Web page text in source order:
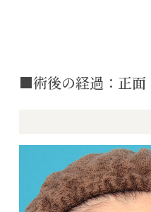
■術後の経過：正面